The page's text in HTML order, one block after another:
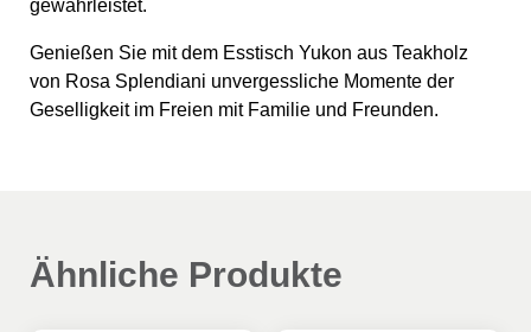
gewährleistet.
Genießen Sie mit dem Esstisch Yukon aus Teakholz
von Rosa Splendiani unvergessliche Momente der
Geselligkeit im Freien mit Familie und Freunden.
Ähnliche Produkte